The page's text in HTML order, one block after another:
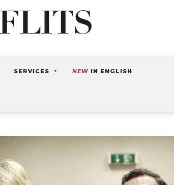
SERVICES NEW IN ENGLISH